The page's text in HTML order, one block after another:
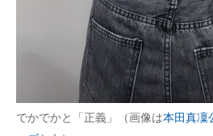
でかでかと「正義」（画像は本田真凜